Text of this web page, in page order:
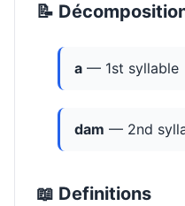
📝
a — 1st syllable
dam — 2nd
📖 Definitions